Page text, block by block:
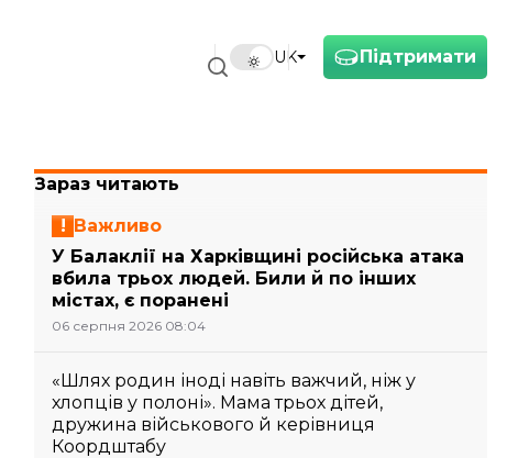
Підтримати
UK
Зараз читають
Важливо
У Балаклії на Харківщині російська атака
вбила трьох людей. Били й по інших
містах, є поранені
06 серпня 2026 08:04
«Шлях родин іноді навіть важчий, ніж у
хлопців у полоні». Мама трьох дітей,
дружина військового й керівниця
Коордштабу